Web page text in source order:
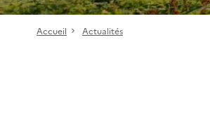
Accueil Actualités